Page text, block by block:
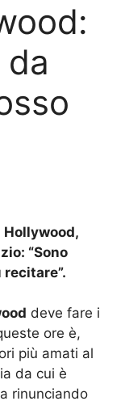
“Sono
deve fare i
ore è,
più amati al
da cui è
rinunciando